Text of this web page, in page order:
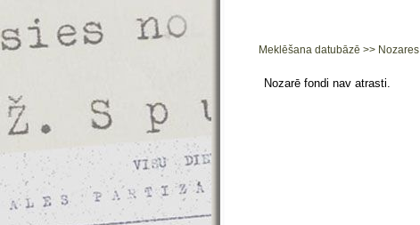
Meklēšana datubāzē >> Nozares
Nozarē fondi nav atrasti.